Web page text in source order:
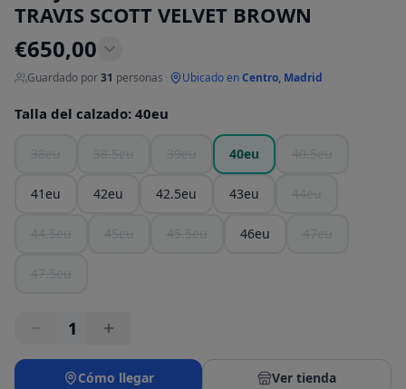
TRAVIS SCOTT VELVET BROWN
€650,00
Guardado por31 personas Ubicado enCentro, Madrid
Talla del calzado: 40eu
40eu
41eu 42eu 42.5eu 43eu
46eu
1
Cómo llegar Ver tienda